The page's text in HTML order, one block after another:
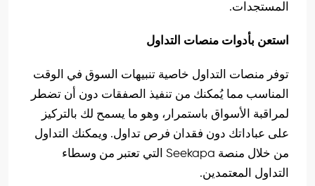
المستجدات.
استعن بأدوات منصات التداول
توفر منصات التداول خاصية تنبيهات السوق في الوقت
المناسب مما يُمكنك من تنفيذ الصفقات دون أن تضطر
لمراقبة الأسواق باستمرار، وهو ما يسمح لك بالتركيز
على عباداتك دون فقدان فرص تداول. ويمكنك التداول
من خلال منصة Seekapa التي تعتبر من وسطاء
التداول المعتمدين.